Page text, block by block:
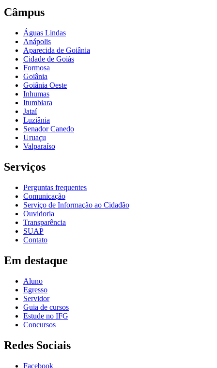
Câmpus
Águas Lindas
Anápolis
Aparecida de Goiânia
Cidade de Goiás
Formosa
Goiânia
Goiânia Oeste
Inhumas
Itumbiara
Jataí
Luziânia
Senador Canedo
Uruaçu
Valparaíso
Serviços
Perguntas frequentes
Comunicação
Serviço de Informação ao Cidadão
Ouvidoria
Transparência
SUAP
Contato
Em destaque
Aluno
Egresso
Servidor
Guia de cursos
Estude no IFG
Concursos
Redes Sociais
Facebook